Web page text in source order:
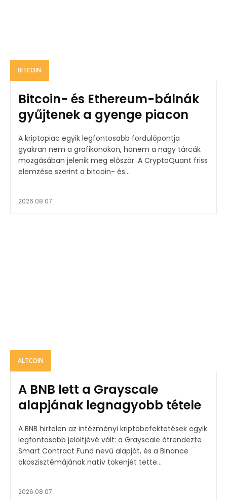
BITCOIN
Bitcoin- és Ethereum-bálnák
gyűjtenek a gyenge piacon
A kriptopiac egyik legfontosabb fordulópontja
gyakran nem a grafikonokon, hanem a nagy tárcák
mozgásában jelenik meg először. A CryptoQuant friss
elemzése szerint a bitcoin- és...
2026.08.07.
ALTCOIN
A BNB lett a Grayscale
alapjának legnagyobb tétele
A BNB hirtelen az intézményi kriptobefektetések egyik
legfontosabb jelöltjévé vált: a Grayscale átrendezte
Smart Contract Fund nevű alapját, és a Binance
ökoszisztémájának natív tokenjét tette...
2026.08.07.